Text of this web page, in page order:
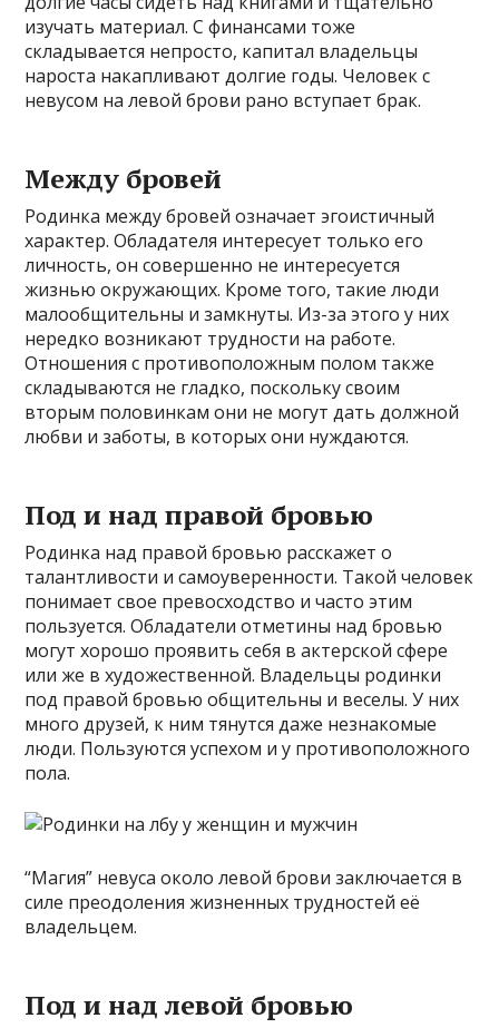
изучать материал. С финансами тоже
складывается непросто, капитал владельцы
нароста накапливают долгие годы. Человек с
невусом на левой брови рано вступает брак.
Между бровей
Родинка между бровей означает эгоистичный
характер. Обладателя интересует только его
личность, он совершенно не интересуется
жизнью окружающих. Кроме того, такие люди
малообщительны и замкнуты. Из-за этого у них
нередко возникают трудности на работе.
Отношения с противоположным полом также
складываются не гладко, поскольку своим
вторым половинкам они не могут дать должной
любви и заботы, в которых они нуждаются.
Под и над правой бровью
Родинка над правой бровью расскажет о
талантливости и самоуверенности. Такой человек
понимает свое превосходство и часто этим
пользуется. Обладатели отметины над бровью
могут хорошо проявить себя в актерской сфере
или же в художественной. Владельцы родинки
под правой бровью общительны и веселы. У них
много друзей, к ним тянутся даже незнакомые
люди. Пользуются успехом и у противоположного
пола.
“Магия” невуса около левой брови заключается в
силе преодоления жизненных трудностей её
владельцем.
Под и над левой бровью